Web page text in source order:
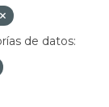
de datos: